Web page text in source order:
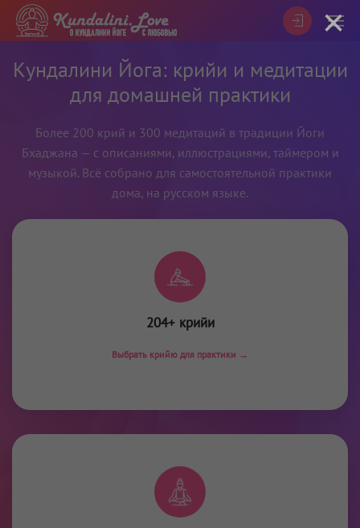
Кундалини Йога: крийи и медитации
для домашней практики
Более 200 крий и 300 медитаций в традиции Йоги
Бхаджана — с описаниями, иллюстрациями, таймером и
музыкой. Всё собрано для самостоятельной практики
дома, на русском языке.
204+ крийи
Выбрать крийю для практики →
×